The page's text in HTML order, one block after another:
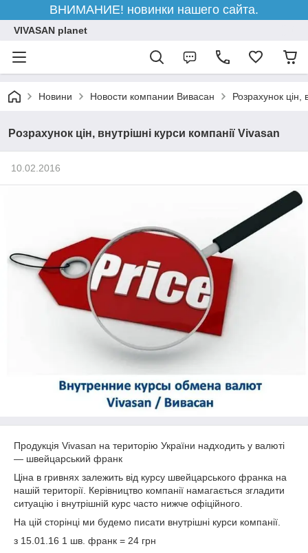
ВНИМАНИЕ! новинки нашего сайта.
VIVASAN planet
Новини Новости компании Вивасан Розрахунок цін,
Розрахунок цін, внутрішні курси компанії Vivasan
10.02.2016
Продукція Vivasan на територію України надходить у валюті
― швейцарський франк
Ціна в гривнях залежить від курсу швейцарського франка на
нашій території. Керівництво компанії намагається згладити
ситуацію і внутрішній курс часто нижче офіційного.
На цій сторінці ми будемо писати внутрішні курси компанії.
з 15.01.16 1 шв. франк = 24 грн